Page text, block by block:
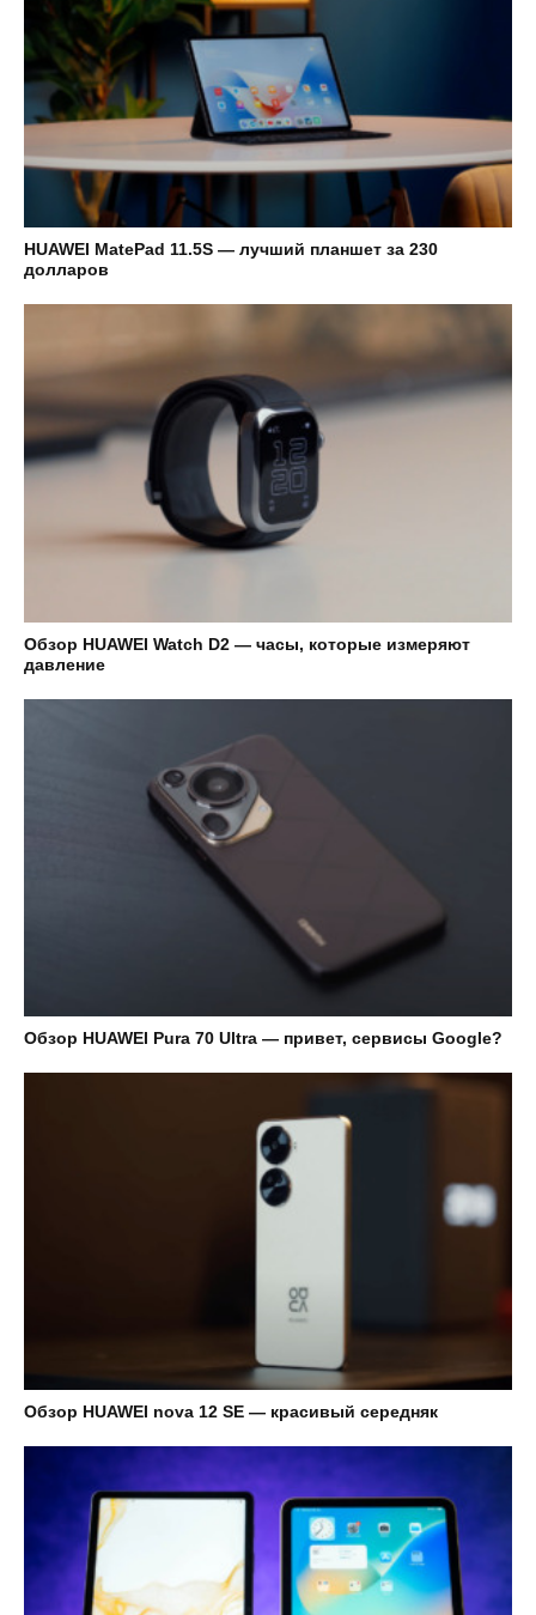
HUAWEI MatePad 11.5S — лучший планшет за 230
долларов
Обзор HUAWEI Watch D2 — часы, которые измеряют
давление
Обзор HUAWEI Pura 70 Ultra — привет, сервисы Google?
Обзор HUAWEI nova 12 SE — красивый середняк